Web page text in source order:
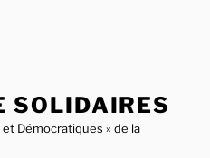
SOLIDAIRES
Démocratiques » de la